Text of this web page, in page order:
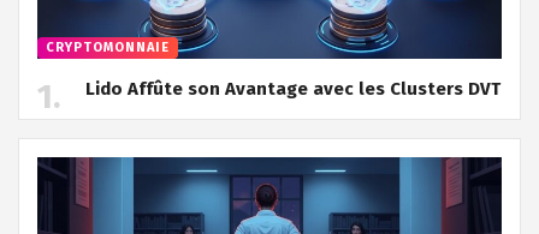
CRYPTOMONNAIE
Lido Affûte son Avantage avec les Clusters DVT